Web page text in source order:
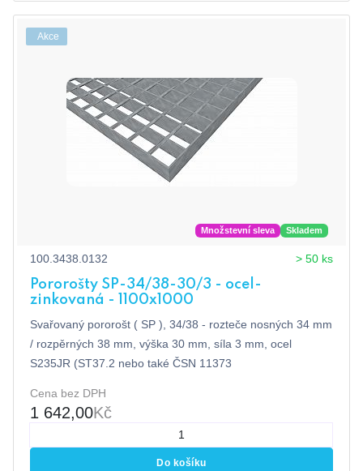
Akce
Množstevní sleva Skladem
100.3438.0132 > 50 ks
Pororošty SP-34/38-30/3 - ocel-
zinkovaná - 1100x1000
Svařovaný pororošt ( SP ), 34/38 - rozteče nosných 34 mm
/ rozpěrných 38 mm, výška 30 mm, síla 3 mm, ocel
S235JR (ST37.2 nebo také ČSN 11373
Cena bez DPH
1 642,00Kč
Do košíku